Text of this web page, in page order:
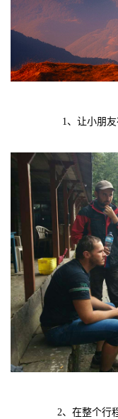
1、让小朋
2、在整个行